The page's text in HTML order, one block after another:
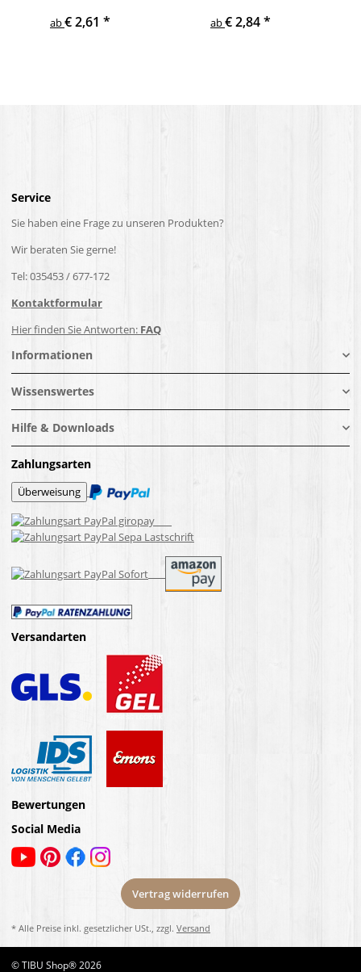
ab€ 2,61 *
Querschnitten und
ab€ 2,84*
Service
Sie haben eine Frage zu unseren Produkten?
Wir beraten Sie gerne!
Tel: 035453 / 677-172
Kontaktformular
Hier finden Sie Antworten: FAQ
Informationen
Wissenswertes
Hilfe & Downloads
Zahlungsarten
Versandarten
Bewertungen
Social Media
Vertrag widerrufen
* Alle Preise inkl. gesetzlicher USt., zzgl. Versand
© TIBU Shop® 2026